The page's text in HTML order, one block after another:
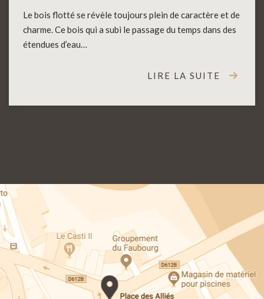
Le bois flotté se révèle toujours plein de caractère et de
charme. Ce bois qui a subi le passage du temps dans des
étendues d’eau…
LIRE LA SUITE